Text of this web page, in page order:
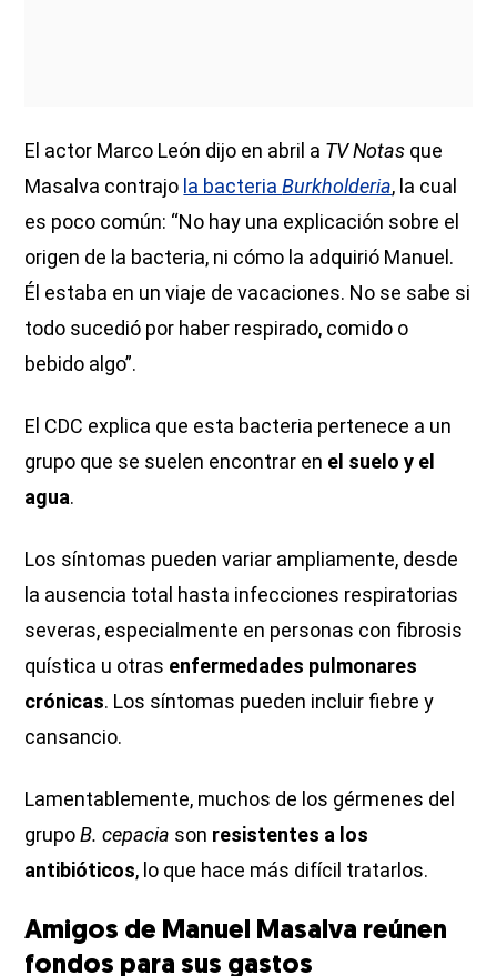
El actor Marco León dijo en abril a TV Notas que
Masalva contrajo la bacteriaBurkholderia, la cual
es poco común: “No hay una explicación sobre el
origen de la bacteria, ni cómo la adquirió Manuel.
Él estaba en un viaje de vacaciones. No se sabe si
todo sucedió por haber respirado, comido o
bebido algo”.
El CDC explica que esta bacteria pertenece a un
grupo que se suelen encontrar en el suelo y el
agua.
Los síntomas pueden variar ampliamente, desde
la ausencia total hasta infecciones respiratorias
severas, especialmente en personas con fibrosis
quística u otras enfermedades pulmonares
crónicas. Los síntomas pueden incluir fiebre y
cansancio.
Lamentablemente, muchos de los gérmenes del
grupoB. cepacia son resistentes a los
antibióticos, lo que hace más difícil tratarlos.
Amigos de Manuel Masalva reúnen
fondos para sus gastos